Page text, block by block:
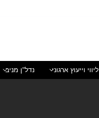
נדל"ן מניב ליווי וייעוץ ארגוני